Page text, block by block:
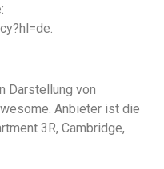
Darstellung von
Anbieter ist die
3R, Cambridge,